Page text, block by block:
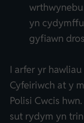
yn
gyfiawn
I arfer yr
Cyfeiriwch at y
Polisi Cwcis
sut rydym yn